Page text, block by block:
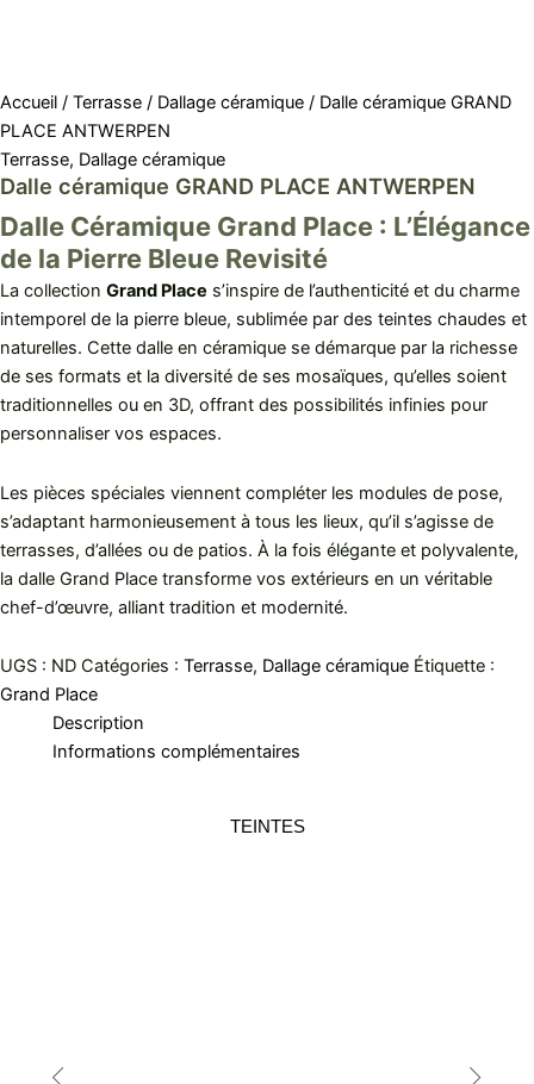
Accueil / Terrasse / Dallage céramique / Dalle céramique GRAND
PLACE ANTWERPEN
Terrasse, Dallage céramique
Dalle céramique GRAND PLACE ANTWERPEN
Dalle Céramique Grand Place : L’Élégance
de la Pierre Bleue Revisité
La collection Grand Place s’inspire de l’authenticité et du charme
intemporel de la pierre bleue, sublimée par des teintes chaudes et
naturelles. Cette dalle en céramique se démarque par la richesse
de ses formats et la diversité de ses mosaïques, qu’elles soient
traditionnelles ou en 3D, offrant des possibilités infinies pour
personnaliser vos espaces.
Les pièces spéciales viennent compléter les modules de pose,
s’adaptant harmonieusement à tous les lieux, qu’il s’agisse de
terrasses, d’allées ou de patios. À la fois élégante et polyvalente,
la dalle Grand Place transforme vos extérieurs en un véritable
chef-d’œuvre, alliant tradition et modernité.
UGS : ND Catégories : Terrasse, Dallage céramique Étiquette :
Grand Place
Description
Informations complémentaires
TEINTES